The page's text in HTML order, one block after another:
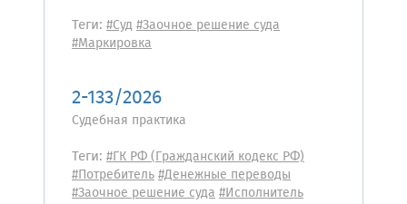
Теги: #Суд#Заочное решение суда
#Маркировка
2-133/2026
Судебная практика
Теги: #ГК РФ (Гражданский кодекс РФ)
#Потребитель#Денежные переводы
#Заочное решение суда#Исполнитель